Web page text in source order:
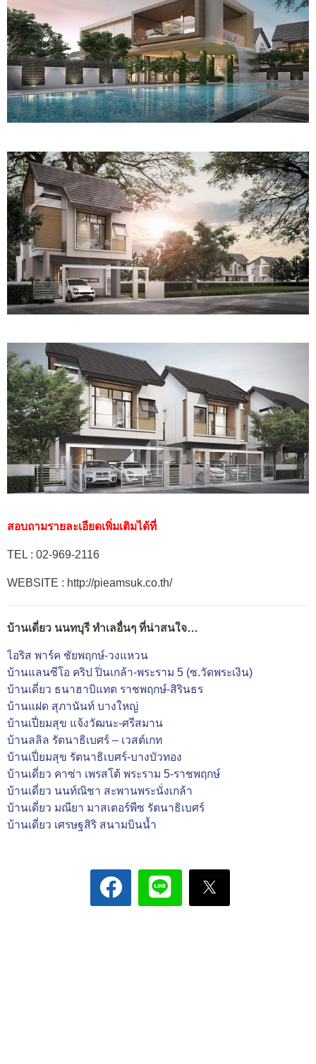
สอบถามรายละเอียดเพิ่มเติมได้ที่
TEL : 02-969-2116
WEBSITE : http://pieamsuk.co.th/
บ้านเดี่ยว นนทบุรี ทำเลอื่นๆ ที่น่าสนใจ…
ไอริส พาร์ค ชัยพฤกษ์-วงแหวน
บ้านแลนซีโอ คริป ปิ่นเกล้า-พระราม 5 (ซ.วัดพระเงิน)
บ้านเดี่ยว ธนาฮาบิแทต ราชพฤกษ์-สิรินธร
บ้านแฝด สุภานันท์ บางใหญ่
บ้านเปี่ยมสุข แจ้งวัฒนะ-ศรีสมาน
บ้านลลิล รัตนาธิเบศร์ – เวสต์เกท
บ้านเปี่ยมสุข รัตนาธิเบศร์-บางบัวทอง
บ้านเดี่ยว คาซ่า เพรสโต้ พระราม 5-ราชพฤกษ์
บ้านเดี่ยว นนท์ณิชา สะพานพระนั่งเกล้า
บ้านเดี่ยว มณียา มาสเตอร์พีซ รัตนาธิเบศร์
บ้านเดี่ยว เศรษฐสิริ สนามบินน้ำ